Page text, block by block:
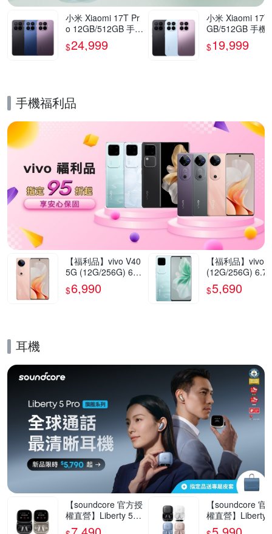
小米 Xiaomi 17T Pr
o 12GB/512GB 手機
官方旗艦館
$24,999
小米 Xiaomi 17T
GB/512GB 手機
方旗艦館
$19,999
手機福利品
【福利品】vivo V40
5G (12G/256G) 6.7
8吋智慧型手機(9成
新)
$6,990
【福利品】vivo
(12G/256G)
5G智慧型手機(9
新)
$5,690
耳機
【soundcore 官方授
權直營】Liberty 5 P
ro Max AI降噪真無
【soundcore 官
權直營】Liberty
ro AI降噪真無線